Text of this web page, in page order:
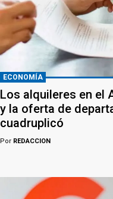
ECONOMÍA
Los alquileres en el
y la oferta de
cuadruplicó
Por REDACCION